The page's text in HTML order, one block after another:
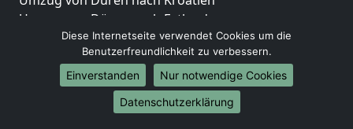
Umzug von Düren nach Estland
Umzug von Düren nach Finnland
Umzug von Düren nach Frankreich
Umzug von Düren nach Griechenland
Umzug von Düren nach Italien
Umzug von Düren nach Liechtenstein
Diese Internetseite verwendet Cookies um die
Benutzerfreundlichkeit zu verbessern.
Einverstanden
Nur notwendige Cookies
Datenschutzerklärung